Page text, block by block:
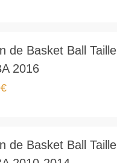
de Basket Ball Taille
2016
€
de Basket Ball Taille